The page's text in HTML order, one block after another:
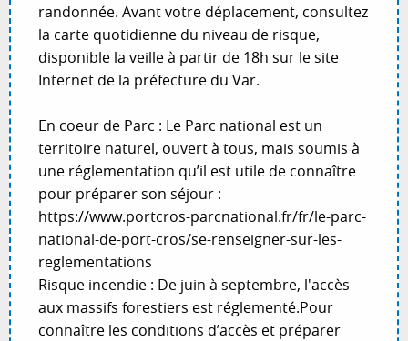
randonnée. Avant votre déplacement, consultez
la carte quotidienne du niveau de risque,
disponible la veille à partir de 18h sur le site
Internet de la préfecture du Var.
En coeur de Parc : Le Parc national est un
territoire naturel, ouvert à tous, mais soumis à
une réglementation qu’il est utile de connaître
pour préparer son séjour :
https://www.portcros-parcnational.fr/fr/le-parc-
national-de-port-cros/se-renseigner-sur-les-
reglementations
Risque incendie : De juin à septembre, l'accès
aux massifs forestiers est réglementé.Pour
connaître les conditions d’accès et préparer